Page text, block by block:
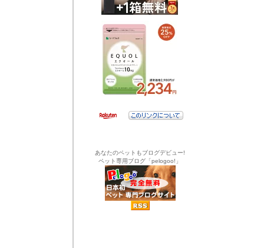
あなたのペットもブログデビュー!
ペット専用ブログ「pelogoo!」